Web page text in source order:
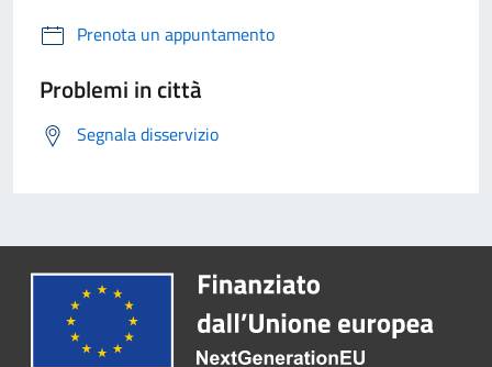
Prenota un appuntamento
Problemi in città
Segnala disservizio